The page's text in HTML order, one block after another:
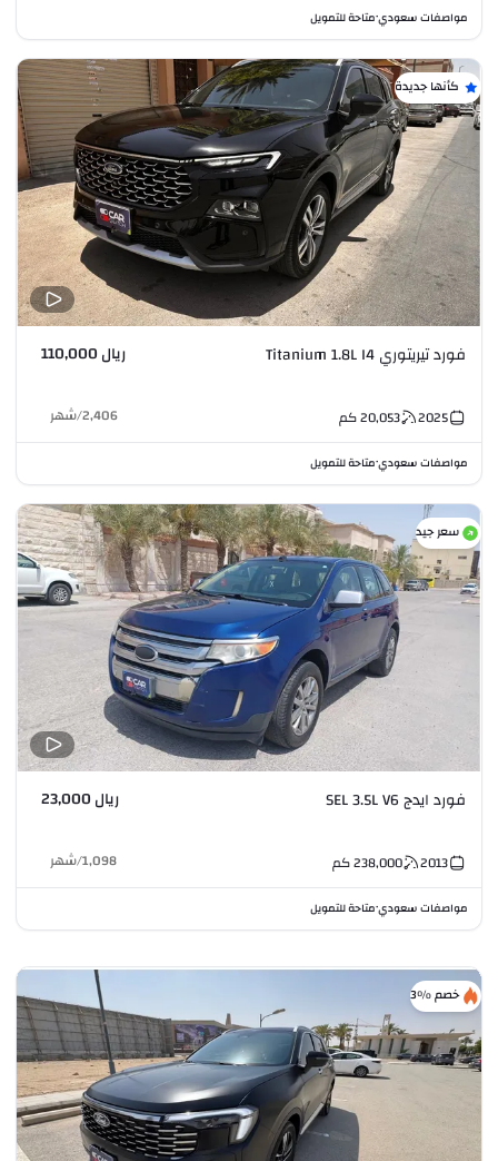
مواصفات سعودي•متاحة للتمويل
كأنها جديدة
فورد تيريتوري Titanium 1.8L I4 ريال 110,000
2025
20,053كم 2,406
/شهر
مواصفات سعودي•متاحة للتمويل
سعر جيد
فورد ايدج SEL 3.5L V6 ريال 23,000
2013
238,000كم 1,098
/شهر
مواصفات سعودي•متاحة للتمويل
خصم %3